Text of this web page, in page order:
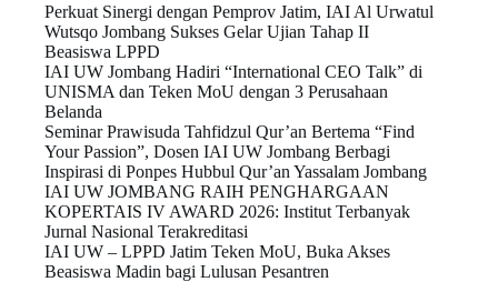
Perkuat Sinergi dengan Pemprov Jatim, IAI Al Urwatul
Wutsqo Jombang Sukses Gelar Ujian Tahap II
Beasiswa LPPD
IAI UW Jombang Hadiri “International CEO Talk” di
UNISMA dan Teken MoU dengan 3 Perusahaan
Belanda
Seminar Prawisuda Tahfidzul Qur’an Bertema “Find
Your Passion”, Dosen IAI UW Jombang Berbagi
Inspirasi di Ponpes Hubbul Qur’an Yassalam Jombang
IAI UW JOMBANG RAIH PENGHARGAAN
KOPERTAIS IV AWARD 2026: Institut Terbanyak
Jurnal Nasional Terakreditasi
IAI UW – LPPD Jatim Teken MoU, Buka Akses
Beasiswa Madin bagi Lulusan Pesantren